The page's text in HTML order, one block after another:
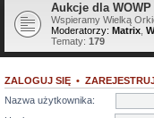
Aukcje dla WOWP
Wspieramy Wielką
Moderatorzy: Matrix
Tematy: 179
ZALOGUJ SIĘ •
Nazwa użytkownika: